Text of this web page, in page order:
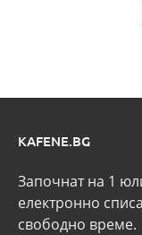
KAFENE.BG
Започнат на 1
eлектронно
свободно време.